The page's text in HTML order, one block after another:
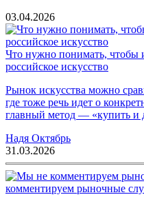
03.04.2026
Что нужно понимать, чтобы
российское искусство
Рынок искусства можно
где тоже речь идет о
главный метод — «купить и
Надя Октябрь
31.03.2026
комментируем рыночные